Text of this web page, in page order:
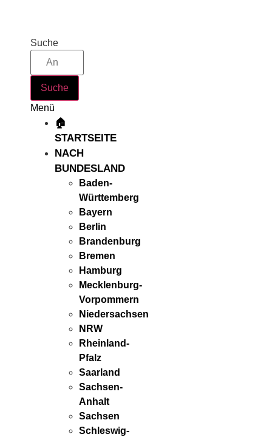
Suche
Suche
Menü
🏠
STARTSEITE
NACH
BUNDESLAND
Baden-
Württemberg
Bayern
Berlin
Brandenburg
Bremen
Hamburg
Mecklenburg-
Vorpommern
Niedersachsen
NRW
Rheinland-
Pfalz
Saarland
Sachsen-
Anhalt
Sachsen
Schleswig-